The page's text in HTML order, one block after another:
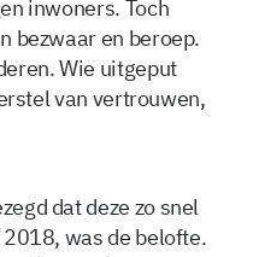
inwoners. Toch
bezwaar en beroep.
Wie uitgeput
van vertrouwen,
dat deze zo snel
was de belofte.